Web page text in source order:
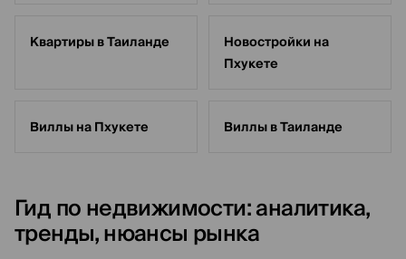
Квартиры в Таиланде
Новостройки на
Пхукете
Виллы на Пхукете Виллы в Таиланде
Гид по недвижимости: аналитика,
тренды, нюансы рынка